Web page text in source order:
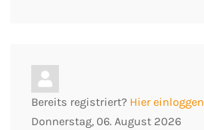
Bereits registriert? Hier einloggen
Donnerstag, 06. August 2026